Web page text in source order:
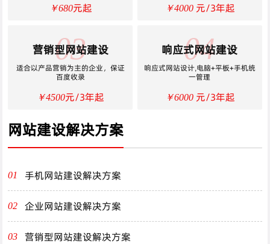
￥680元起 ￥4000元/3年起
03
营销型网站建设
适合以产品营销为主的企业，保证
百度收录
￥4500元/3年起
04
响应式网站建设
响应式网站设计,电脑+平板+手机统
一管理
￥6000元/3年起
网站建设解决方案
01 手机网站建设解决方案
02 企业网站建设解决方案
03 营销型网站建设解决方案